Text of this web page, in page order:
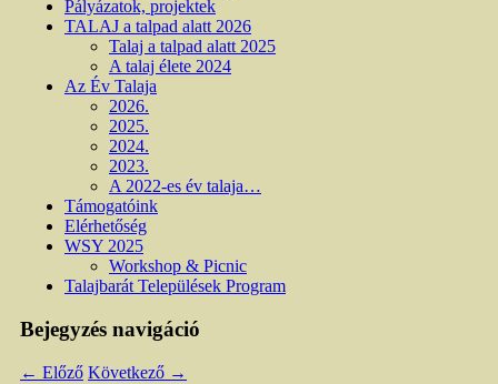
Pályázatok, projektek
TALAJ a talpad alatt 2026
Talaj a talpad alatt 2025
A talaj élete 2024
Az Év Talaja
2026.
2025.
2024.
2023.
A 2022-es év talaja…
Támogatóink
Elérhetőség
WSY 2025
Workshop & Picnic
Talajbarát Települések Program
Bejegyzés navigáció
← Előző Következő →